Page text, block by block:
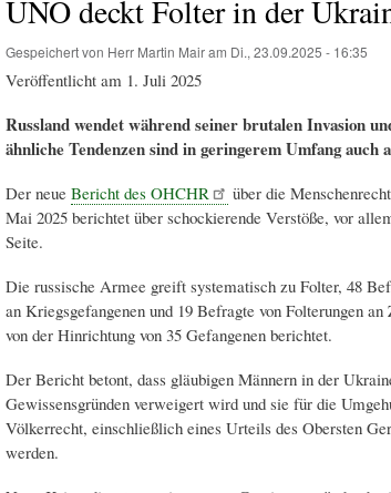
UNO deckt Folter in der
Gespeichert von Herr Martin Mairam Di., 23.09.2025 - 16:35
Veröffentlicht am 1. Juli 2025
Russland wendet während seiner brutalen Invasion
ähnliche Tendenzen sind in geringerem Umfang auch
Der neue Bericht des OHCHR
über die
Mai 2025 berichtet über schockierende Verstöße, vor
Seite.
Die russische Armee greift systematisch zu Folter, 48
an Kriegsgefangenen und 19 Befragte von Folterungen
von der Hinrichtung von 35 Gefangenen berichtet.
Der Bericht betont, dass gläubigen Männern in der
Gewissensgründen verweigert wird und sie für die
Völkerrecht, einschließlich eines Urteils des Obersten
werden.